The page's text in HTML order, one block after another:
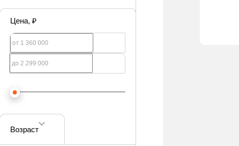
Цена, ₽
Возраст